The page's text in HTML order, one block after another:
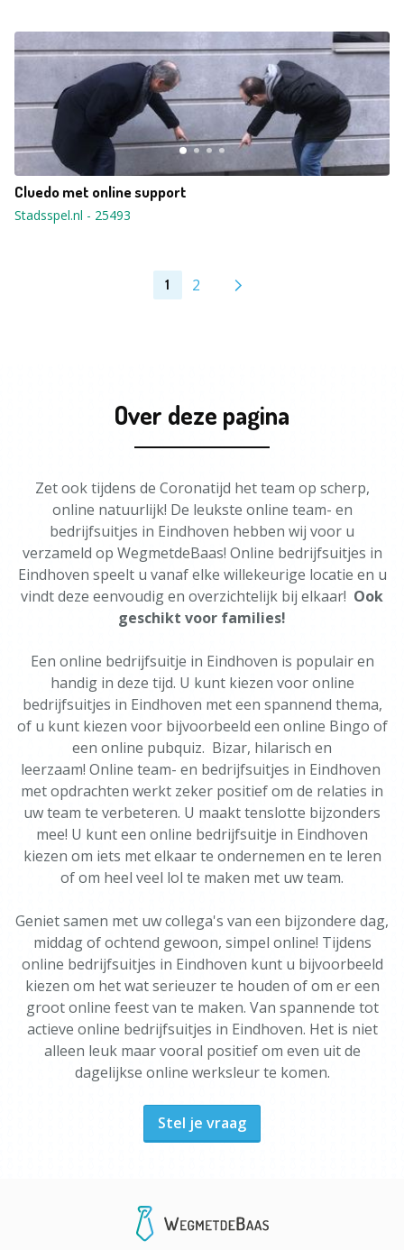
Cluedo met online support
Stadsspel.nl - 25493
1 2
Over deze pagina
Zet ook tijdens de Coronatijd het team op scherp,
online natuurlijk! De leukste online team- en
bedrijfsuitjes in Eindhoven hebben wij voor u
verzameld op WegmetdeBaas! Online bedrijfsuitjes in
Eindhoven speelt u vanaf elke willekeurige locatie en u
vindt deze eenvoudig en overzichtelijk bij elkaar! Ook
geschikt voor families!
Een online bedrijfsuitje in Eindhoven is populair en
handig in deze tijd. U kunt kiezen voor online
bedrijfsuitjes in Eindhoven met een spannend thema,
of u kunt kiezen voor bijvoorbeeld een online Bingo of
een online pubquiz. Bizar, hilarisch en
leerzaam! Online team- en bedrijfsuitjes in Eindhoven
met opdrachten werkt zeker positief om de relaties in
uw team te verbeteren. U maakt tenslotte bijzonders
mee! U kunt een online bedrijfsuitje in Eindhoven
kiezen om iets met elkaar te ondernemen en te leren
of om heel veel lol te maken met uw team.
Geniet samen met uw collega's van een bijzondere dag,
middag of ochtend gewoon, simpel online! Tijdens
online bedrijfsuitjes in Eindhoven kunt u bijvoorbeeld
kiezen om het wat serieuzer te houden of om er een
groot online feest van te maken. Van spannende tot
actieve online bedrijfsuitjes in Eindhoven. Het is niet
alleen leuk maar vooral positief om even uit de
dagelijkse online werksleur te komen.
Stel je vraag